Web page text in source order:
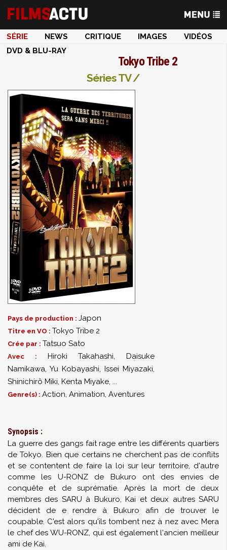
SÉRIE NEWS CRITIQUE IMAGES
VIDÉOS
DVD & BLU-RAY
Tokyo Tribe 2
Séries TV /
Pays de production : Japon
Titre en VO : Tokyo Tribe 2
Crée par : Tatsuo Sato
Avec : Hiroki Takahashi, Daisuke
Namikawa, Yu Kobayashi, Issei Miyazaki,
Shinichirô Miki, Kenta Miyake, ...
Genre(s) : Action, Animation, Aventures
Synopsis :
La guerre des gangs fait rage entre les différents quartiers
de Tokyo. Bien que certains ne cherchent pas de conflits
et se contentent de faire la loi sur leur territoire, d'autre
comme les U-RONZ de Bukuro ont des envies de
conquête et de suprématie. Après la mort de deux
membres des SARU à Bukuro, Kai et deux autres SARU
décident de e rendre à Bukuro afin de trouver le
coupable. C'est alors qu'ils tombent nez à nez avec Mera
le chef des WU-RONZ, qui est également l'ancien meilleur
ami de Kai.